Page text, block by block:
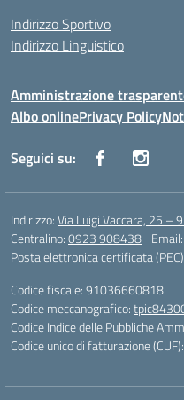
Indirizzo Sportivo
Indirizzo Linguistico
Amministrazione
Albo onlinePrivacy Policy
Seguici su:
Indirizzo:Via Luigi Vaccara, 25 –
Centralino:0923 908438 Email:
Posta elettronica certificata
Codice fiscale: 91036660818
Codice meccanografico:
Codice Indice delle Pubbliche
Codice unico di fatturazione